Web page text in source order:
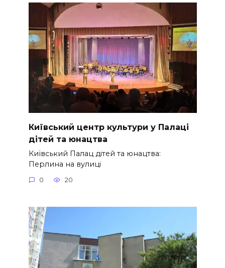
Київський центр культури у Палаці
дітей та юнацтва
Київський Палац дітей та юнацтва:
Перлина на вулиці
0 20